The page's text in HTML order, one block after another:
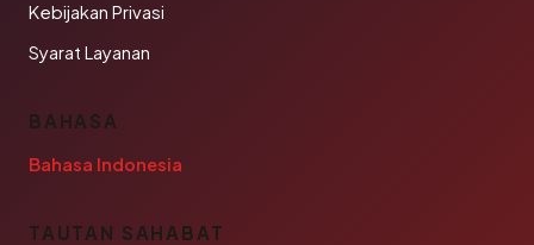
Kebijakan Privasi
Syarat Layanan
BAHASA
Bahasa Indonesia
TAUTAN SAHABAT